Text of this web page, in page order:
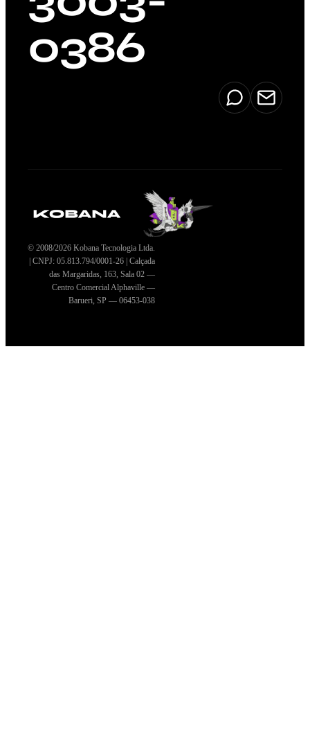
0386
© 2008/2026 Kobana Tecnologia Ltda.
| CNPJ: 05.813.794/0001-26 | Calçada
das Margaridas, 163, Sala 02 —
Centro Comercial Alphaville —
Barueri, SP — 06453-038